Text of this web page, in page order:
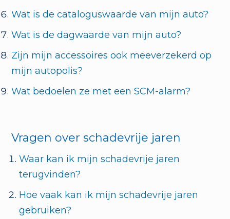
Wat is de cataloguswaarde van mijn auto?
Wat is de dagwaarde van mijn auto?
Zijn mijn accessoires ook meeverzekerd op
mijn autopolis?
Wat bedoelen ze met een SCM-alarm?
Vragen over schadevrije jaren
Waar kan ik mijn schadevrije jaren
terugvinden?
Hoe vaak kan ik mijn schadevrije jaren
gebruiken?